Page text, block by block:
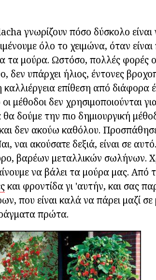
γνωρίζουν πόσο δύσκολο
όλο το χειμώνα, όταν
τα μούρα. Ωστόσο, πολλές φορές
δεν υπάρχει ήλιος, έντονες
επίθεση από διάφορα
μέθοδοι δεν χρησιμοποιούνται
δούμε την πιο δημιουργική
δεν ακούω καθόλου.
ναι ακούσατε δεξιά, είναι σε
βαρέων μεταλλικών σωλήνων.
να βάλει τα μούρα μας. Από
και φροντίδα γι 'αυτήν, και σας
που είναι καλά να πάρει μαζί
πρώτα.